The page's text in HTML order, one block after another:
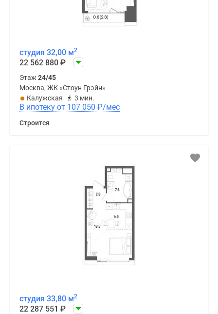
студия 32,00 м2
22 562 880 ₽
Этаж 24/45
Москва, ЖК «Стоун Грэйн»
Калужская
3 мин.
В ипотеку от 107 050 ₽/мес
Строится
студия 33,80 м2
22 287 551 ₽